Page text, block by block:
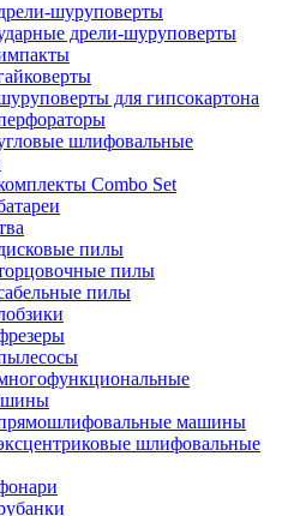
шуруповерты
дрели-шуруповерты
для гипсокартона
шлифовальные
Combo Set
пилы
пилы
пилы
машины
шлифовальные